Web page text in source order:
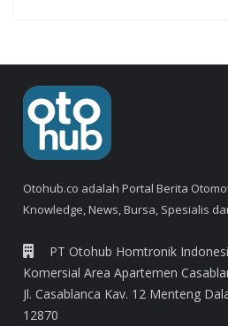
Otohub.co adalah Portal Berita
Knowledge, News, Bursa, Spesialis
PT Otohub Homtronik
Komersial Area Apartemen
Jl. Casablanca Kav. 12 Menteng
12870